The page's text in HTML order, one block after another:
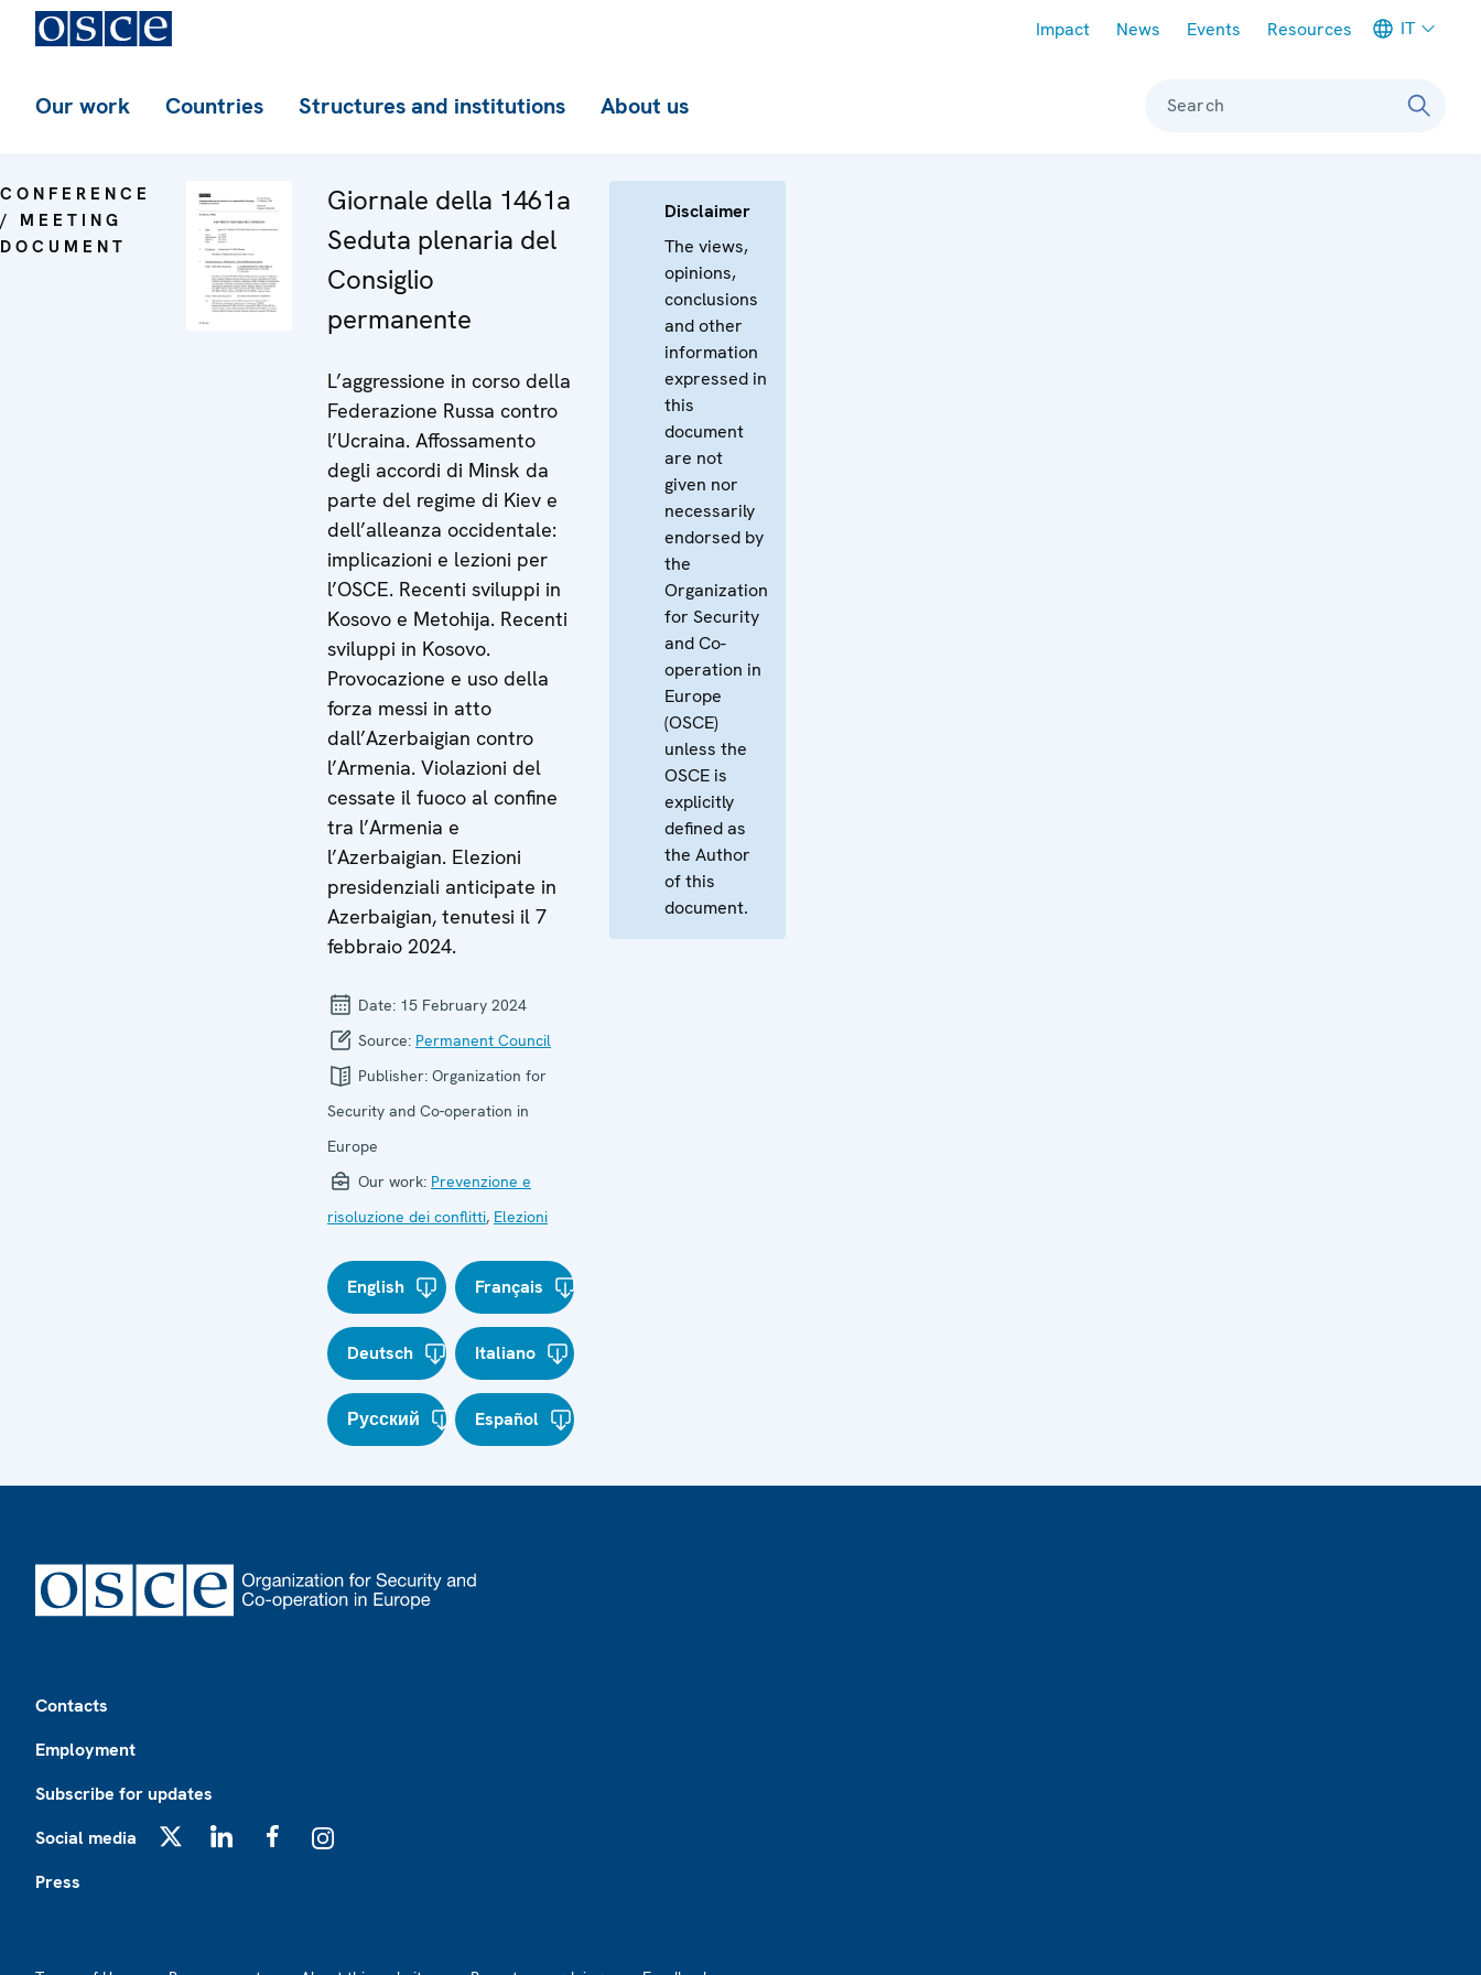
Impact News Events Resources IT
Our work Countries Structures and institutions About us Search
CONFERENCE
/ MEETING
DOCUMENT
Giornale della 1461a
Seduta plenaria del
Consiglio
permanente
L’aggressione in corso della
Federazione Russa contro
l’Ucraina. Affossamento
degli accordi di Minsk da
parte del regime di Kiev e
dell’alleanza occidentale:
implicazioni e lezioni per
l’OSCE. Recenti sviluppi in
Kosovo e Metohija. Recenti
sviluppi in Kosovo.
Provocazione e uso della
forza messi in atto
dall’Azerbaigian contro
l’Armenia. Violazioni del
cessate il fuoco al confine
tra l’Armenia e
l’Azerbaigian. Elezioni
presidenziali anticipate in
Azerbaigian, tenutesi il 7
febbraio 2024.
Date: 15 February 2024
Source: Permanent Council
Publisher: Organization for
Security and Co-operation in
Europe
Our work: Prevenzione e
risoluzione dei conflitti, Elezioni
English Français
Deutsch Italiano
Русский Español
Disclaimer
The views,
opinions,
conclusions
and other
information
expressed in
this
document
are not
given nor
necessarily
endorsed by
the
Organization
for Security
and Co-
operation in
Europe
(OSCE)
unless the
OSCE is
explicitly
defined as
the Author
of this
document.
Contacts
Employment
Subscribe for updates
Social media
Press